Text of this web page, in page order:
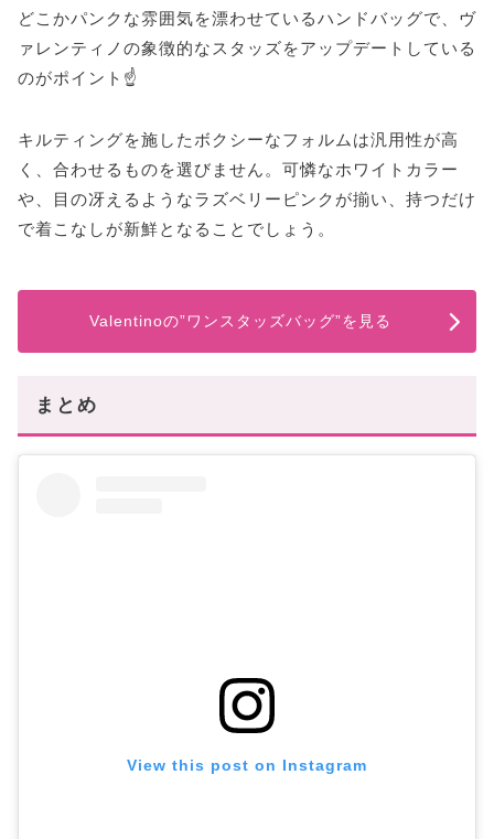
どこかパンクな雰囲気を漂わせているハンドバッグで、ヴ
ァレンティノの象徴的なスタッズをアップデートしている
のがポイント☝️
キルティングを施したボクシーなフォルムは汎用性が高
く、合わせるものを選びません。可憐なホワイトカラー
や、目の冴えるようなラズベリーピンクが揃い、持つだけ
で着こなしが新鮮となることでしょう。
Valentinoの”ワンスタッズバッグ”を見る
まとめ
View this post on Instagram